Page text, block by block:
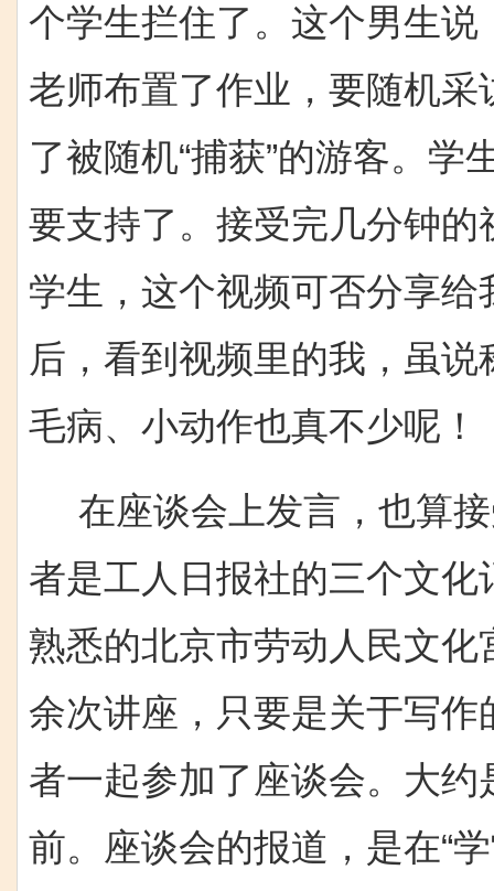
个学生拦住了。这个男生
老师布置了作业，要随机
了被随机“捕获”的游客。学
要支持了。接受完几分钟
学生，这个视频可否分享
后，看到视频里的我，虽
毛病、小动作也真不少呢！
在座谈会上发言，也算接
者是工人日报社的三个文
熟悉的北京市劳动人民文
余次讲座，只要是关于写
者一起参加了座谈会。大
前。座谈会的报道，是在“